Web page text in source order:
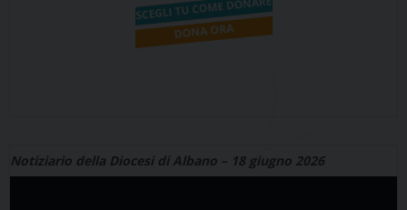
Notiziario della Diocesi di Albano – 18 giugno 2026